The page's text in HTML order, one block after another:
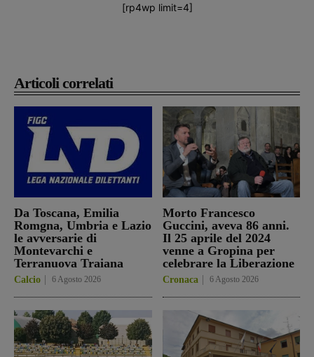
Articoli correlati
Da Toscana, Emilia
Romgna, Umbria e Lazio
le avversarie di
Montevarchi e
Terranuova Traiana
Calcio 6 Agosto 2026
Morto Francesco
Guccini, aveva 86 anni.
Il 25 aprile del 2024
venne a Gropina per
celebrare la Liberazione
Cronaca 6 Agosto 2026
[rp4wp limit=4]